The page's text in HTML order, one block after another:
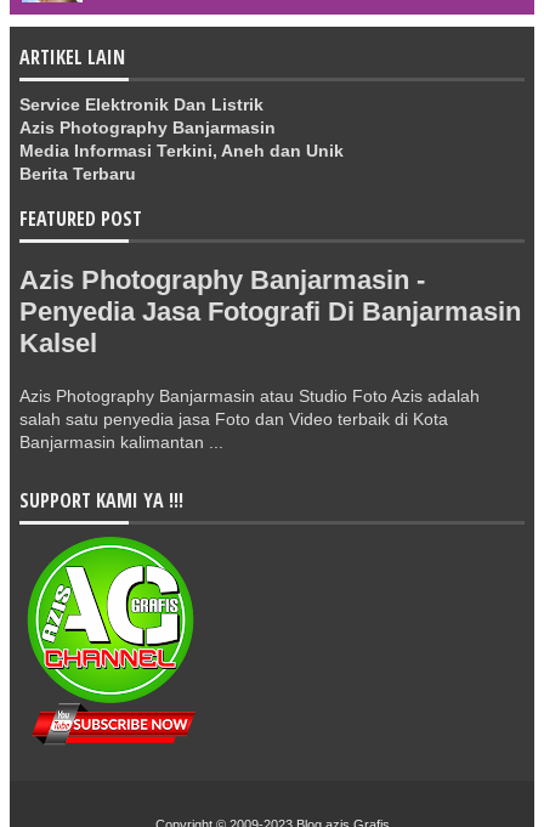
ARTIKEL LAIN
Service Elektronik Dan Listrik
Azis Photography Banjarmasin
Media Informasi Terkini, Aneh dan Unik
Berita Terbaru
FEATURED POST
Azis Photography Banjarmasin -
Penyedia Jasa Fotografi Di Banjarmasin
Kalsel
Azis Photography Banjarmasin atau Studio Foto Azis adalah
salah satu penyedia jasa Foto dan Video terbaik di Kota
Banjarmasin kalimantan ...
SUPPORT KAMI YA !!!